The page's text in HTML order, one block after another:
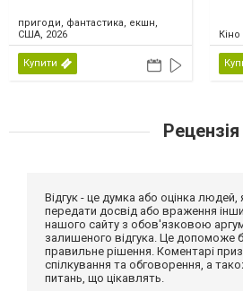
пригоди, фантастика, екшн,
США, 2026
Купити
Кіно
Рецензія
Відгук - це думка або оцінка людей,
передати досвід або враження
нашого сайту з обов'язковою
залишеного відгука. Це допоможе
правильне рішення. Коментарі
спілкування та обговорення, а
питань, що цікавлять.